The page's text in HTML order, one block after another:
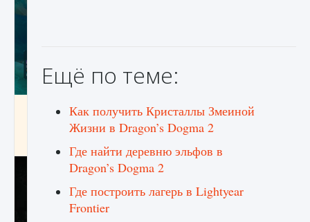
Как приручить существ из степей Тамура в
игре Creatures of Ava
Ещё по теме:
Как получить Кристаллы Змеиной
Жизни в Dragon’s Dogma 2
Где найти деревню эльфов в
Dragon’s Dogma 2
Где построить лагерь в Lightyear
Frontier